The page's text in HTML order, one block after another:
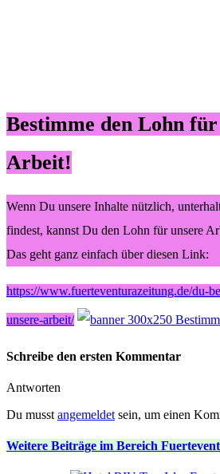
Bestimme den Lohn für
Arbeit!
Wenn Du unsere Inhalte nützlich,
findest, kannst Du den Lohn für unsere
Das geht ganz einfach über diesen Link:
https://www.fuerteventurazeitung.de/du-
unsere-arbeit/
Schreibe den ersten Kommentar
Antworten
Du musst angemeldet sein, um einen
Weitere Beiträge im Bereich